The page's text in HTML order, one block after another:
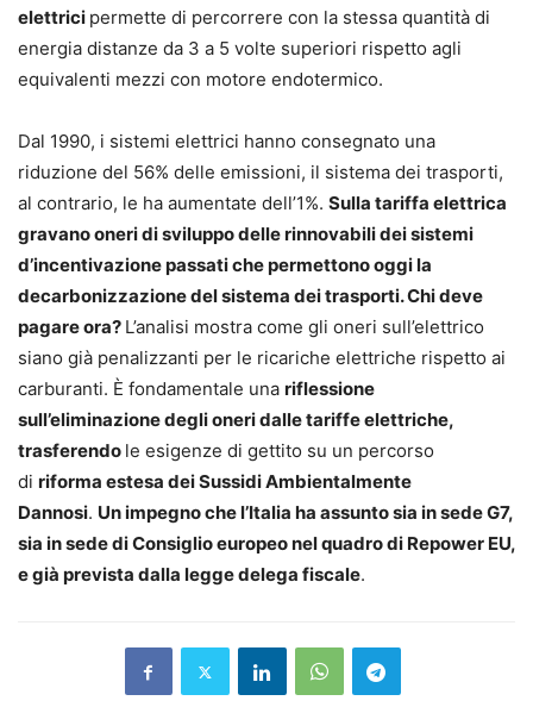
elettrici permette di percorrere con la stessa quantità di
energia distanze da 3 a 5 volte superiori rispetto agli
equivalenti mezzi con motore endotermico.
Dal 1990, i sistemi elettrici hanno consegnato una
riduzione del 56% delle emissioni, il sistema dei trasporti,
al contrario, le ha aumentate dell’1%. Sulla tariffa elettrica
gravano oneri di sviluppo delle rinnovabili dei sistemi
d’incentivazione passati che permettono oggi la
decarbonizzazione del sistema dei trasporti. Chi deve
pagare ora? L’analisi mostra come gli oneri sull’elettrico
siano già penalizzanti per le ricariche elettriche rispetto ai
carburanti. È fondamentale una riflessione
sull’eliminazione degli oneri dalle tariffe elettriche,
trasferendo le esigenze di gettito su un percorso
di riforma estesa dei Sussidi Ambientalmente
Dannosi. Un impegno che l’Italia ha assunto sia in sede G7,
sia in sede di Consiglio europeo nel quadro di Repower EU,
e già prevista dalla legge delega fiscale.